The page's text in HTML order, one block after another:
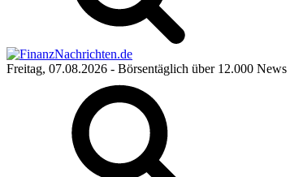
Freitag, 07.08.2026 - Börsentäglich über 12.000 News